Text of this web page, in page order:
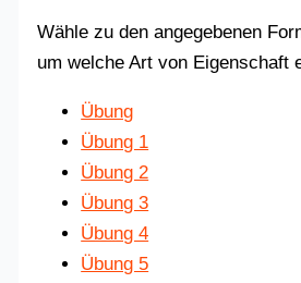
Wähle zu den angegebenen
um welche Art von Eigenschaft
Übung
Übung 1
Übung 2
Übung 3
Übung 4
Übung 5